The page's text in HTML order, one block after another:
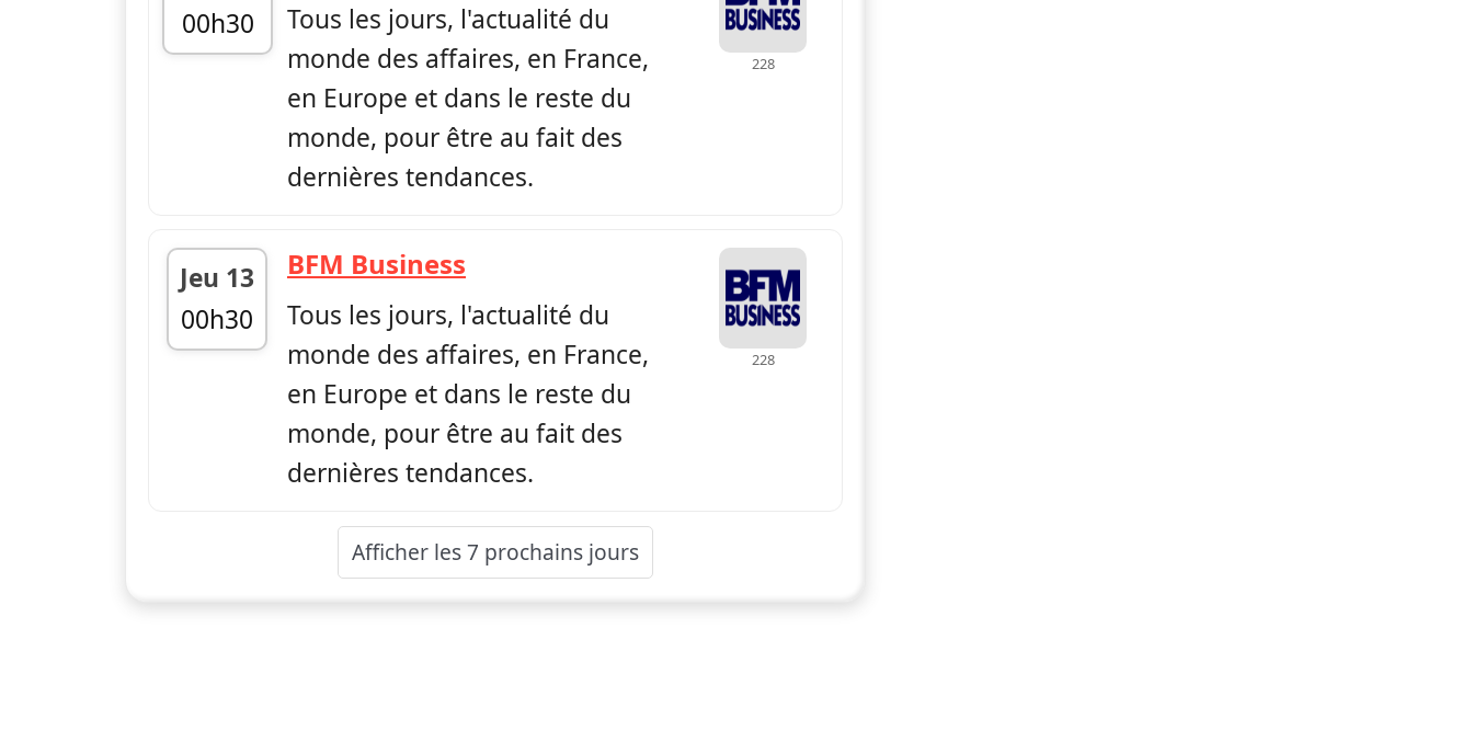
00h30
fin 06h00
Tous les jours, l'actualité du
monde des affaires, en France,
en Europe et dans le reste du
monde, pour être au fait des
dernières tendances.
228
Jeu 13
00h30
fin 06h00
BFM Business
Tous les jours, l'actualité du
monde des affaires, en France,
en Europe et dans le reste du
monde, pour être au fait des
dernières tendances.
228
Afficher les 7 prochains jours